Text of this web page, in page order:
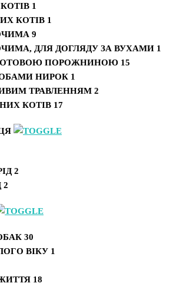
1
КОТІВ 1
9
ДЛЯ ДОГЛЯДУ ЗА ВУХАМИ 1
ПОРОЖНИНОЮ 15
НИРОК 1
ТРАВЛЕННЯМ 2
КОТІВ 17
2
2
30
ВІКУ 1
18